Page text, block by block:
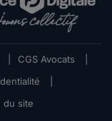
CGS Avocats
du site